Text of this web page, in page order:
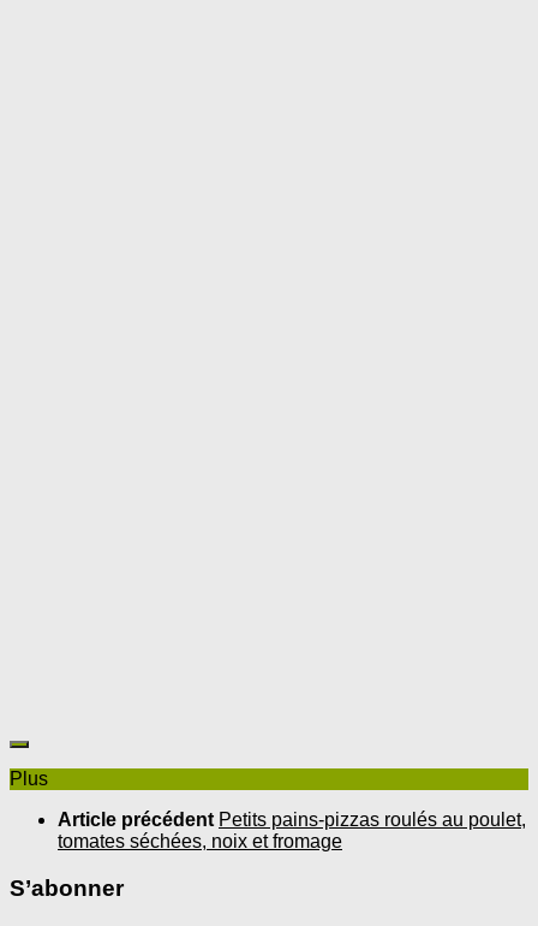
Plus
Article précédent Petits pains-pizzas roulés au poulet,
tomates séchées, noix et fromage
S’abonner